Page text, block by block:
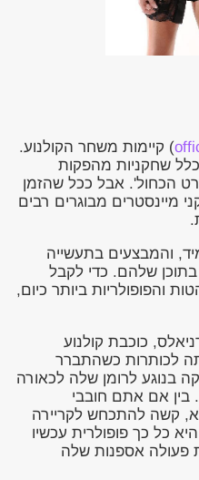
) קיימות משחר הקולנוע.
שחקניות מהפקות
הכחול'. אבל ככל שהזמן
מיינסטרים מבוגרים רבים
כתמיד, והמבצעים בתעשייה
בתוכן שלהם. כדי לקבל
והפופולריות ביותר כיום,
כוכבת קולנוע
לכותרות כשהתברר
בנוגע לרומן שלה לכאורה
אם אתם חובבי
קשה להתכחש לקריירה
כל כך פופולרית עכשיו
פעולה אספנות שלה